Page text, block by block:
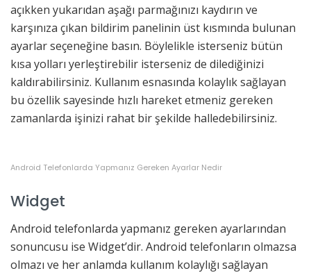
açıkken yukarıdan aşağı parmağınızı kaydırın ve
karşınıza çıkan bildirim panelinin üst kısmında bulunan
ayarlar seçeneğine basın. Böylelikle isterseniz bütün
kısa yolları yerleştirebilir isterseniz de dilediğinizi
kaldırabilirsiniz. Kullanım esnasında kolaylık sağlayan
bu özellik sayesinde hızlı hareket etmeniz gereken
zamanlarda işinizi rahat bir şekilde halledebilirsiniz.
Android Telefonlarda Yapmanız Gereken Ayarlar Nedir
Widget
Android telefonlarda yapmanız gereken ayarlarından
sonuncusu ise Widget’dir. Android telefonların olmazsa
olmazı ve her anlamda kullanım kolaylığı sağlayan